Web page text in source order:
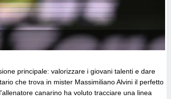
principale: valorizzare i giovani talenti e dare
che trova in mister Massimiliano Alvini il perfetto
canarino ha voluto tracciare una linea